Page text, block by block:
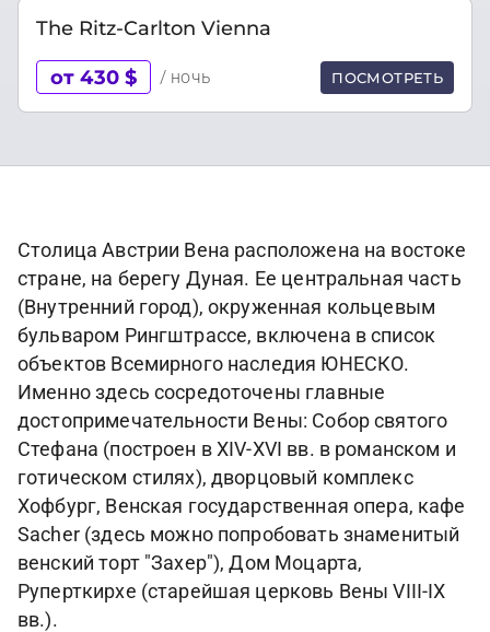
The Ritz-Carlton Vienna
от 430 $ / ночь ПОСМОТРЕТЬ
Столица Австрии Вена расположена на востоке
стране, на берегу Дуная. Ее центральная часть
(Внутренний город), окруженная кольцевым
бульваром Рингштрассе, включена в список
объектов Всемирного наследия ЮНЕСКО.
Именно здесь сосредоточены главные
достопримечательности Вены: Собор святого
Стефана (построен в XIV-XVI вв. в романском и
готическом стилях), дворцовый комплекс
Хофбург, Венская государственная опера, кафе
Sacher (здесь можно попробовать знаменитый
венский торт "Захер"), Дом Моцарта,
Руперткирхе (старейшая церковь Вены VIII-IX
вв.).